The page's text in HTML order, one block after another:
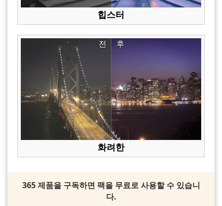
힙스터
후
전
화려한
365 제품을 구독하면 팩을 무료로 사용할 수 있습니
다.